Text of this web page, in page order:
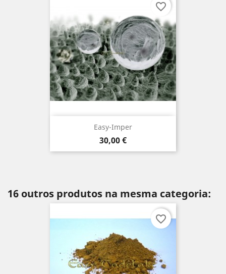
Easy-Imper
Preço
30,00 €
favorite_border
16 outros produtos na mesma categoria:
favorite_border